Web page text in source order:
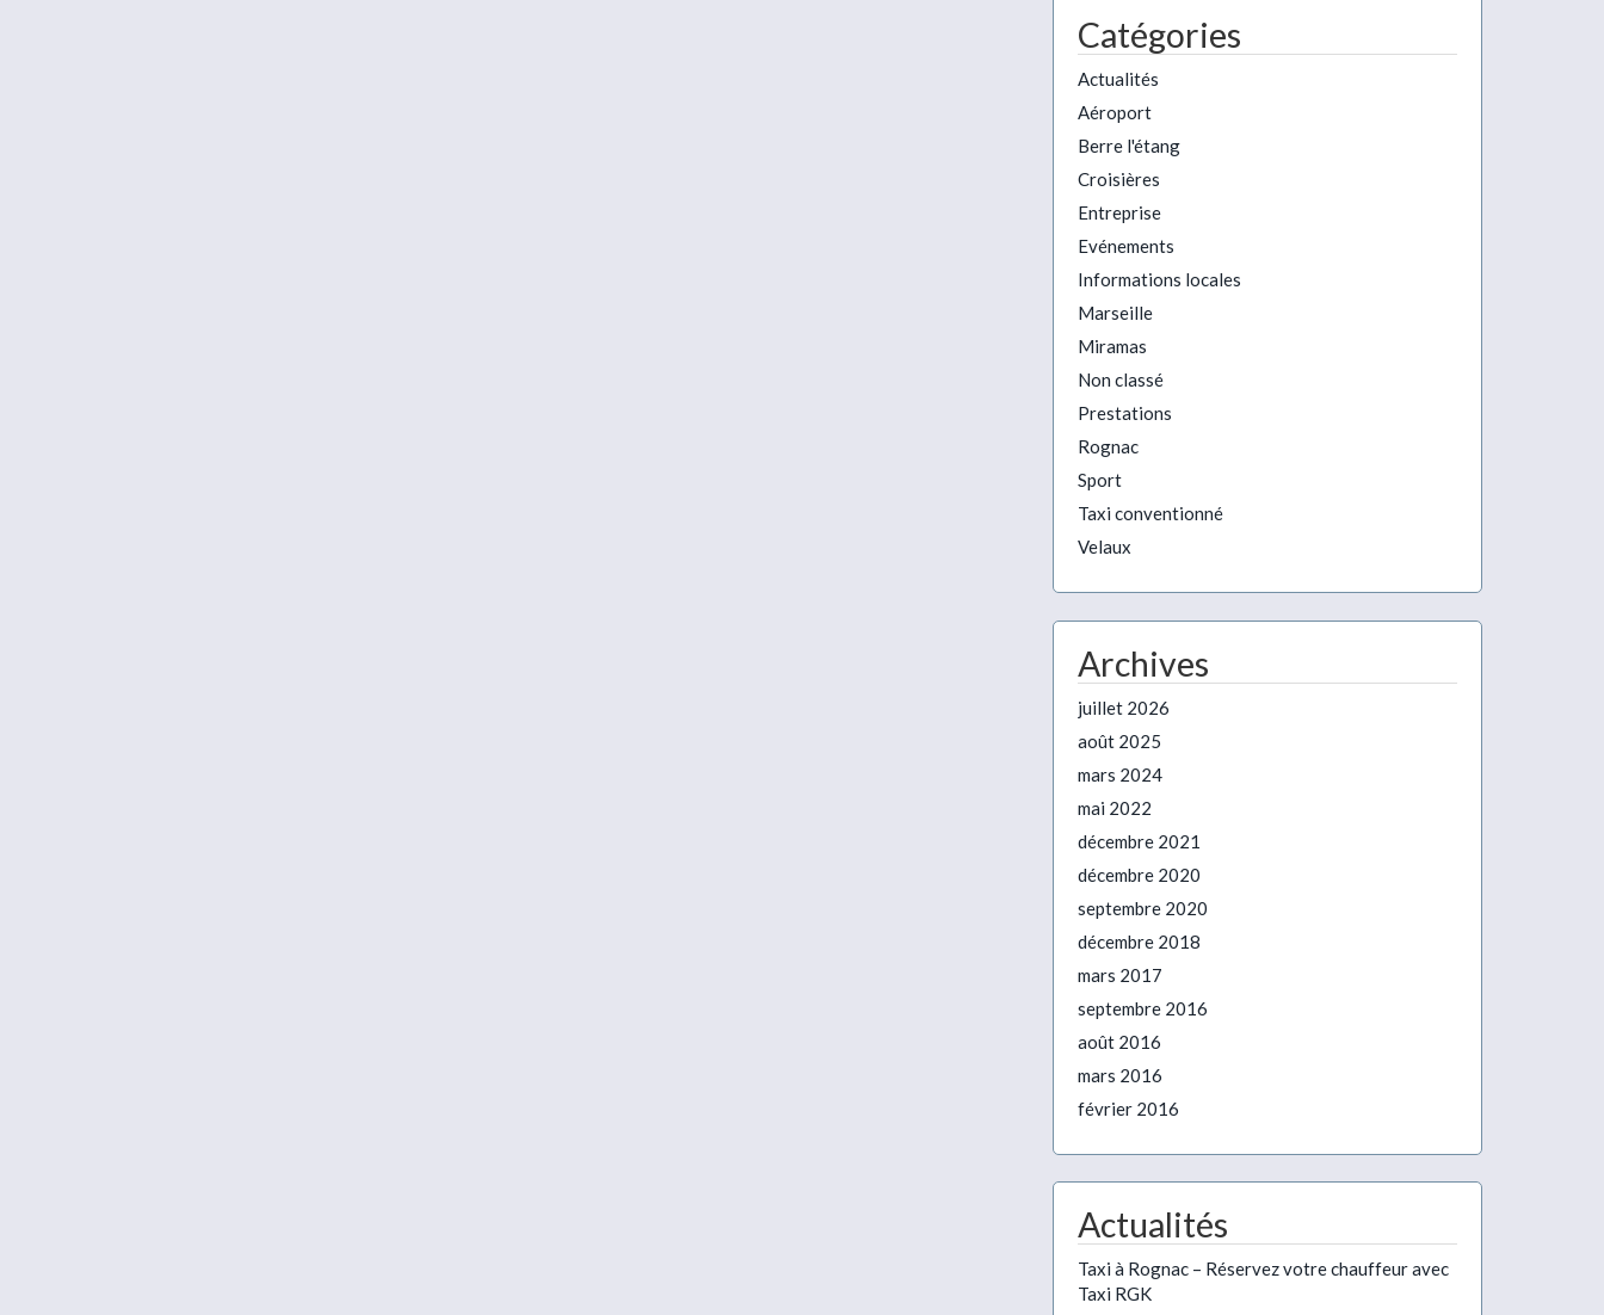
Catégories
Actualités
Aéroport
Berre l'étang
Croisières
Entreprise
Evénements
Informations locales
Marseille
Miramas
Non classé
Prestations
Rognac
Sport
Taxi conventionné
Velaux
Archives
juillet 2026
août 2025
mars 2024
mai 2022
décembre 2021
décembre 2020
septembre 2020
décembre 2018
mars 2017
septembre 2016
août 2016
mars 2016
février 2016
Actualités
Taxi à Rognac – Réservez votre chauffeur avec
Taxi RGK